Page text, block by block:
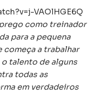
VAOlHGE6Q
como treinador
para a pequena
começa a trabalhar
talento de alguns
todas as
em verdadeiros